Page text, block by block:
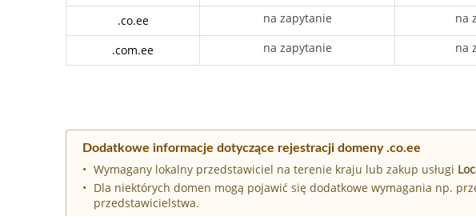
.co.ee na zapytanie na
.com.ee na zapytanie na
Dodatkowe informacje dotyczące rejestracji domeny .co.ee
Wymagany lokalny przedstawiciel na terenie kraju lub zakup usługi
Dla niektórych domen mogą pojawić się dodatkowe wymagania np.
przedstawicielstwa.